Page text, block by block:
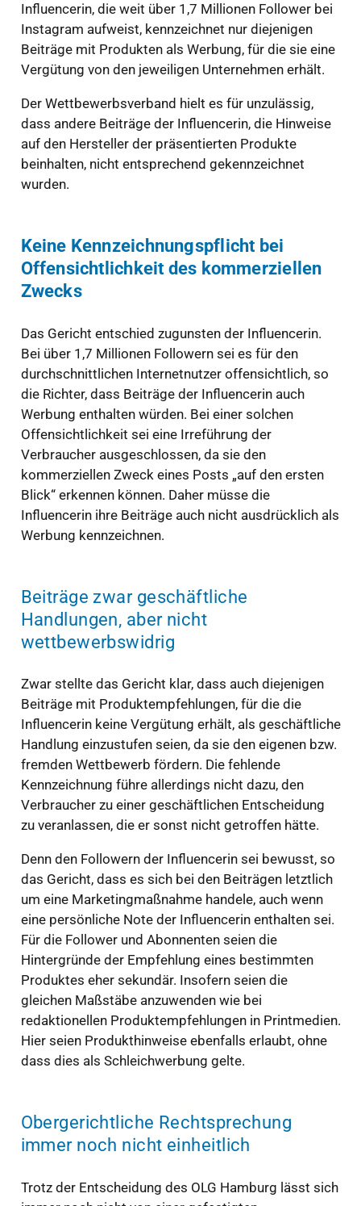
Influencerin, die weit über 1,7 Millionen Follower bei
Instagram aufweist, kennzeichnet nur diejenigen
Beiträge mit Produkten als Werbung, für die sie eine
Vergütung von den jeweiligen Unternehmen erhält.
Der Wettbewerbsverband hielt es für unzulässig,
dass andere Beiträge der Influencerin, die Hinweise
auf den Hersteller der präsentierten Produkte
beinhalten, nicht entsprechend gekennzeichnet
wurden.
Keine Kennzeichnungspflicht bei
Offensichtlichkeit des kommerziellen
Zwecks
Das Gericht entschied zugunsten der Influencerin.
Bei über 1,7 Millionen Followern sei es für den
durchschnittlichen Internetnutzer offensichtlich, so
die Richter, dass Beiträge der Influencerin auch
Werbung enthalten würden. Bei einer solchen
Offensichtlichkeit sei eine Irreführung der
Verbraucher ausgeschlossen, da sie den
kommerziellen Zweck eines Posts „auf den ersten
Blick“ erkennen können. Daher müsse die
Influencerin ihre Beiträge auch nicht ausdrücklich als
Werbung kennzeichnen.
Beiträge zwar geschäftliche
Handlungen, aber nicht
wettbewerbswidrig
Zwar stellte das Gericht klar, dass auch diejenigen
Beiträge mit Produktempfehlungen, für die die
Influencerin keine Vergütung erhält, als geschäftliche
Handlung einzustufen seien, da sie den eigenen bzw.
fremden Wettbewerb fördern. Die fehlende
Kennzeichnung führe allerdings nicht dazu, den
Verbraucher zu einer geschäftlichen Entscheidung
zu veranlassen, die er sonst nicht getroffen hätte.
Denn den Followern der Influencerin sei bewusst, so
das Gericht, dass es sich bei den Beiträgen letztlich
um eine Marketingmaßnahme handele, auch wenn
eine persönliche Note der Influencerin enthalten sei.
Für die Follower und Abonnenten seien die
Hintergründe der Empfehlung eines bestimmten
Produktes eher sekundär. Insofern seien die
gleichen Maßstäbe anzuwenden wie bei
redaktionellen Produktempfehlungen in Printmedien.
Hier seien Produkthinweise ebenfalls erlaubt, ohne
dass dies als Schleichwerbung gelte.
Obergerichtliche Rechtsprechung
immer noch nicht einheitlich
Trotz der Entscheidung des OLG Hamburg lässt sich